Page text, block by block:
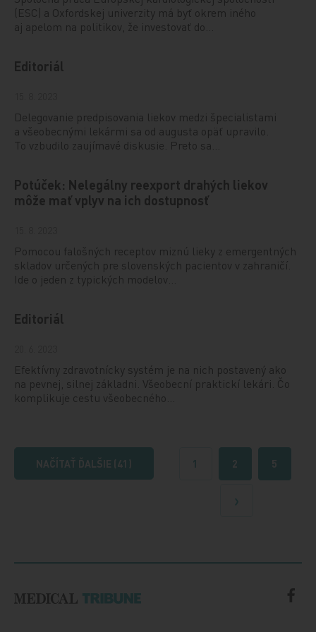
(ESC) a Oxfordskej univerzity má byť okrem iného
aj apelom na politikov, že investovať do…
Editoriál
Delegovanie predpisovania liekov medzi špecialistami
a všeobecnými lekármi sa od augusta opäť upravilo.
To vzbudilo zaujímavé diskusie. Preto sa…
Potúček: Nelegálny reexport drahých liekov
môže mať vplyv na ich dostupnosť
Pomocou falošných receptov miznú lieky z emergentných
skladov určených pre slovenských pacientov v zahraničí.
Ide o jeden z typických modelov…
Editoriál
Efektívny zdravotnícky systém je na nich postavený ako
na pevnej, silnej základni. Všeobecní praktickí lekári. Čo
komplikuje cestu všeobecného…
NAČÍTAŤ ĎALŠIE (41) 1 2 5
Ďalšie